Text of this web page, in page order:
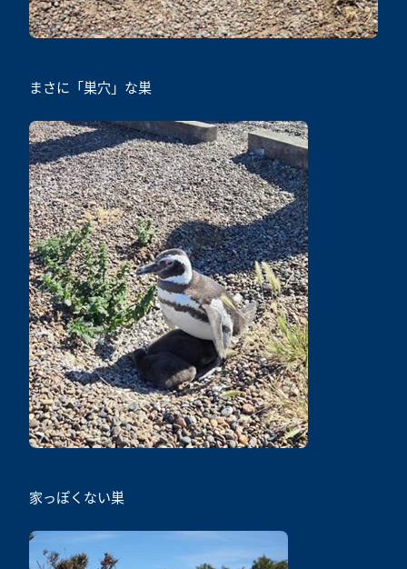
まさに「巣穴」な巣
家っぽくない巣